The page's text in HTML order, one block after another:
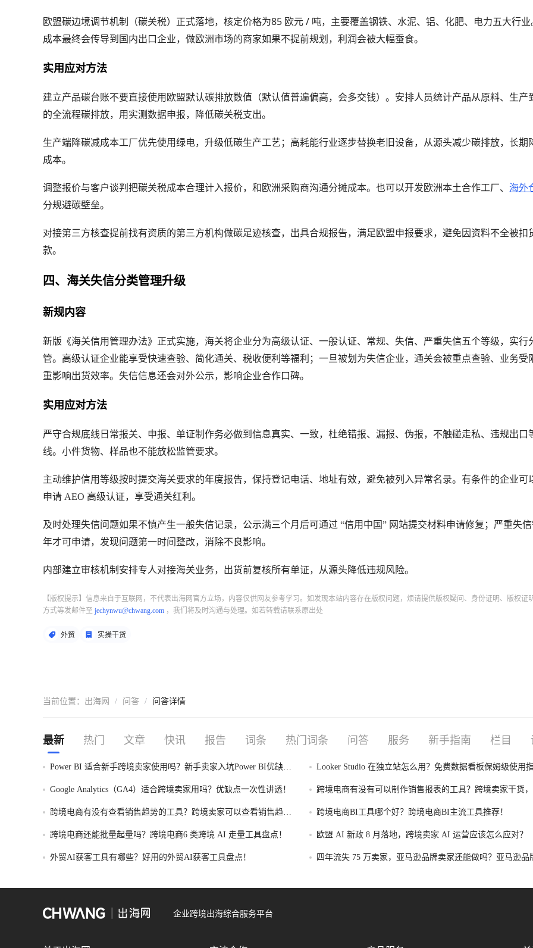
欧盟碳边境调节机制（碳关税）正式落地，核定价格为85 欧元 / 吨，主要覆盖钢铁、水泥、铝、化肥、电力五大行业
成本最终会传导到国内出口企业，做欧洲市场的商家如果不提前规划，利润会被大幅蚕食。
实用应对方法
建立产品碳台账不要直接使用欧盟默认碳排放数值（默认值普遍偏高，会多交钱）。安排人员统计产品从原料、生产
的全流程碳排放，用实测数据申报，降低碳关税支出。
生产端降碳减成本工厂优先使用绿电，升级低碳生产工艺；高耗能行业逐步替换老旧设备，从源头减少碳排放，长期
成本。
调整报价与客户谈判把碳关税成本合理计入报价，和欧洲采购商沟通分摊成本。也可以开发欧洲本土合作工厂、 海外
分规避碳壁垒。
对接第三方核查提前找有资质的第三方机构做碳足迹核查，出具合规报告，满足欧盟申报要求，避免因资料不全被扣
款。
四、海关失信分类管理升级
新规内容
新版《海关信用管理办法》正式实施，海关将企业分为高级认证、一般认证、常规、失信、严重失信五个等级，实行
管。高级认证企业能享受快速查验、简化通关、税收便利等福利；一旦被划为失信企业，通关会被重点查验、业务受
重影响出货效率。失信信息还会对外公示，影响企业合作口碑。
实用应对方法
严守合规底线 日常报关、申报、单证制作务必做到信息真实、一致，杜绝错报、漏报、伪报，不触碰走私、违规出口
线。小件货物、样品也不能放松监管要求。
主动维护信用等级按时提交海关要求的年度报告，保持登记电话、地址有效，避免被列入异常名录。有条件的企业可
申请 AEO 高级认证，享受通关红利。
及时处理失信问题如果不慎产生一般失信记录，公示满三个月后可通过 “信用中国” 网站提交材料申请修复；严重失
年才可申请，发现问题第一时间整改，消除不良影响。
内部建立审核机制安排专人对接海关业务，出货前复核所有单证，从源头降低违规风险。
【版权提示】信息来自于互联网，不代表出海网官方立场，内容仅供网友参考学习。如发现本站内容存在版权问题，烦请提供版权疑问、身份证明、版权证
方式等发邮件至 jechynwu@chwang.com ，我们将及时沟通与处理。如若转载请联系原出处
外贸 实操干货
当前位置： 出海网 / 问答 / 问答详情
最新 热门 文章 快讯 报告 词条 热门词条 问答 服务 新手指南 栏目
Power BI 适合新手跨境卖家使用吗？新手卖家入坑Power BI优缺点
Looker Studio 在独立站怎么用？免费数据看板保姆级使用指
Google Analytics（GA4）适合跨境卖家用吗？优缺点一次性讲透！
跨境电商有没有可以制作销售报表的工具？跨境卖家干货
跨境电商有没有查看销售趋势的工具？跨境卖家可以查看销售趋势
跨境电商BI工具哪个好？跨境电商BI主流工具推荐！
跨境电商还能批量起量吗？跨境电商6 类跨境 AI 走量工具盘点！ 欧盟 AI 新政 8 月落地，跨境卖家 AI 运营应该怎么应对？
外贸AI获客工具有哪些？好用的外贸AI获客工具盘点！
四年流失 75 万卖家，亚马逊品牌卖家还能做吗？亚马逊品
企业跨境出海综合服务平台